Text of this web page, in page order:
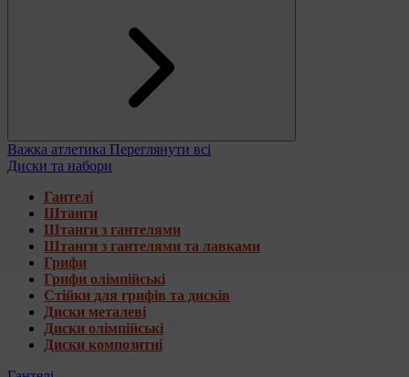
Важка атлетика Переглянути всі
Диски та набори
Гантелі
Штанги
Штанги з гантелями
Штанги з гантелями та лавками
Грифи
Грифи олімпійські
Стійки для грифів та дисків
Диски металеві
Диски олімпійські
Диски композитні